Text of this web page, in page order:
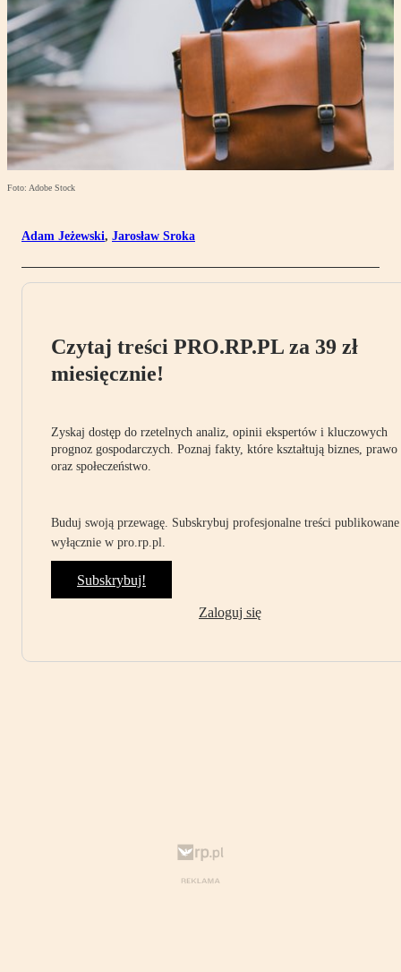
Foto: Adobe Stock
Adam Jeżewski, Jarosław Sroka
Czytaj treści PRO.RP.PL za 39 zł
miesięcznie!
Zyskaj dostęp do rzetelnych analiz, opinii ekspertów i kluczowych
prognoz gospodarczych. Poznaj fakty, które kształtują biznes, prawo
oraz społeczeństwo.
Buduj swoją przewagę. Subskrybuj profesjonalne treści publikowane
wyłącznie w pro.rp.pl.
Subskrybuj!
Zaloguj się